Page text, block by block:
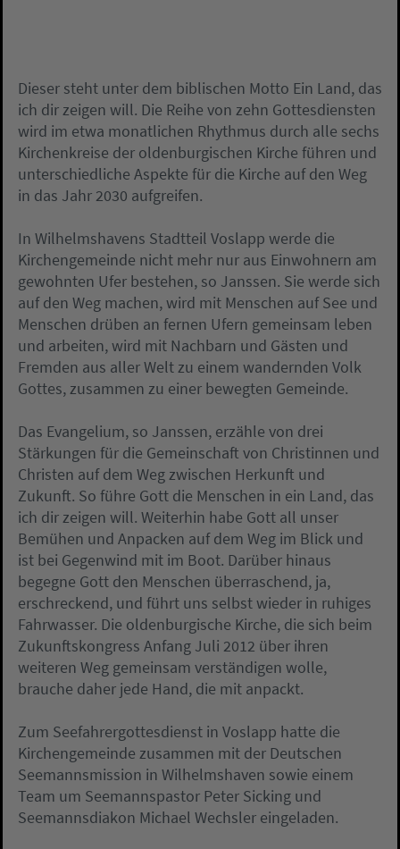
Dieser steht unter dem biblischen Motto Ein Land, das
ich dir zeigen will. Die Reihe von zehn Gottesdiensten
wird im etwa monatlichen Rhythmus durch alle sechs
Kirchenkreise der oldenburgischen Kirche führen und
unterschiedliche Aspekte für die Kirche auf den Weg
in das Jahr 2030 aufgreifen.
In Wilhelmshavens Stadtteil Voslapp werde die
Kirchengemeinde nicht mehr nur aus Einwohnern am
gewohnten Ufer bestehen, so Janssen. Sie werde sich
auf den Weg machen, wird mit Menschen auf See und
Menschen drüben an fernen Ufern gemeinsam leben
und arbeiten, wird mit Nachbarn und Gästen und
Fremden aus aller Welt zu einem wandernden Volk
Gottes, zusammen zu einer bewegten Gemeinde.
Das Evangelium, so Janssen, erzähle von drei
Stärkungen für die Gemeinschaft von Christinnen und
Christen auf dem Weg zwischen Herkunft und
Zukunft. So führe Gott die Menschen in ein Land, das
ich dir zeigen will. Weiterhin habe Gott all unser
Bemühen und Anpacken auf dem Weg im Blick und
ist bei Gegenwind mit im Boot. Darüber hinaus
begegne Gott den Menschen überraschend, ja,
erschreckend, und führt uns selbst wieder in ruhiges
Fahrwasser. Die oldenburgische Kirche, die sich beim
Zukunftskongress Anfang Juli 2012 über ihren
weiteren Weg gemeinsam verständigen wolle,
brauche daher jede Hand, die mit anpackt.
Zum Seefahrergottesdienst in Voslapp hatte die
Kirchengemeinde zusammen mit der Deutschen
Seemannsmission in Wilhelmshaven sowie einem
Team um Seemannspastor Peter Sicking und
Seemannsdiakon Michael Wechsler eingeladen.